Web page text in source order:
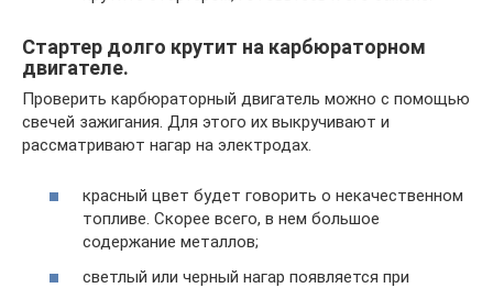
Стартер долго крутит на карбюраторном
двигателе.
Проверить карбюраторный двигатель можно с помощью
свечей зажигания. Для этого их выкручивают и
рассматривают нагар на электродах.
красный цвет будет говорить о некачественном
топливе. Скорее всего, в нем большое
содержание металлов;
светлый или черный нагар появляется при